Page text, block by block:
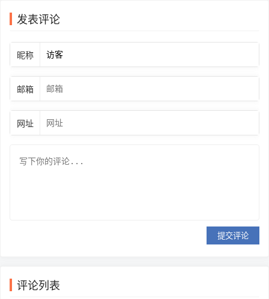
发表评论
昵称
邮箱
网址
提交评论
评论列表